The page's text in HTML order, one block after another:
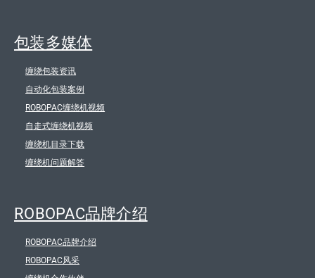
包装多媒体
缠绕包装资讯
自动化包装案例
ROBOPAC缠绕机视频
自走式缠绕机视频
缠绕机目录下载
缠绕机问题解答
ROBOPAC品牌介绍
ROBOPAC品牌介绍
ROBOPAC风采